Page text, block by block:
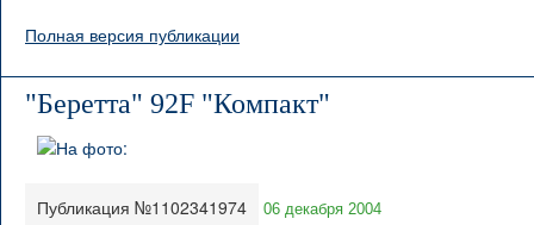
Полная версия публикации
"Беретта" 92F "Компакт"
Публикация №1102341974 06 декабря 2004